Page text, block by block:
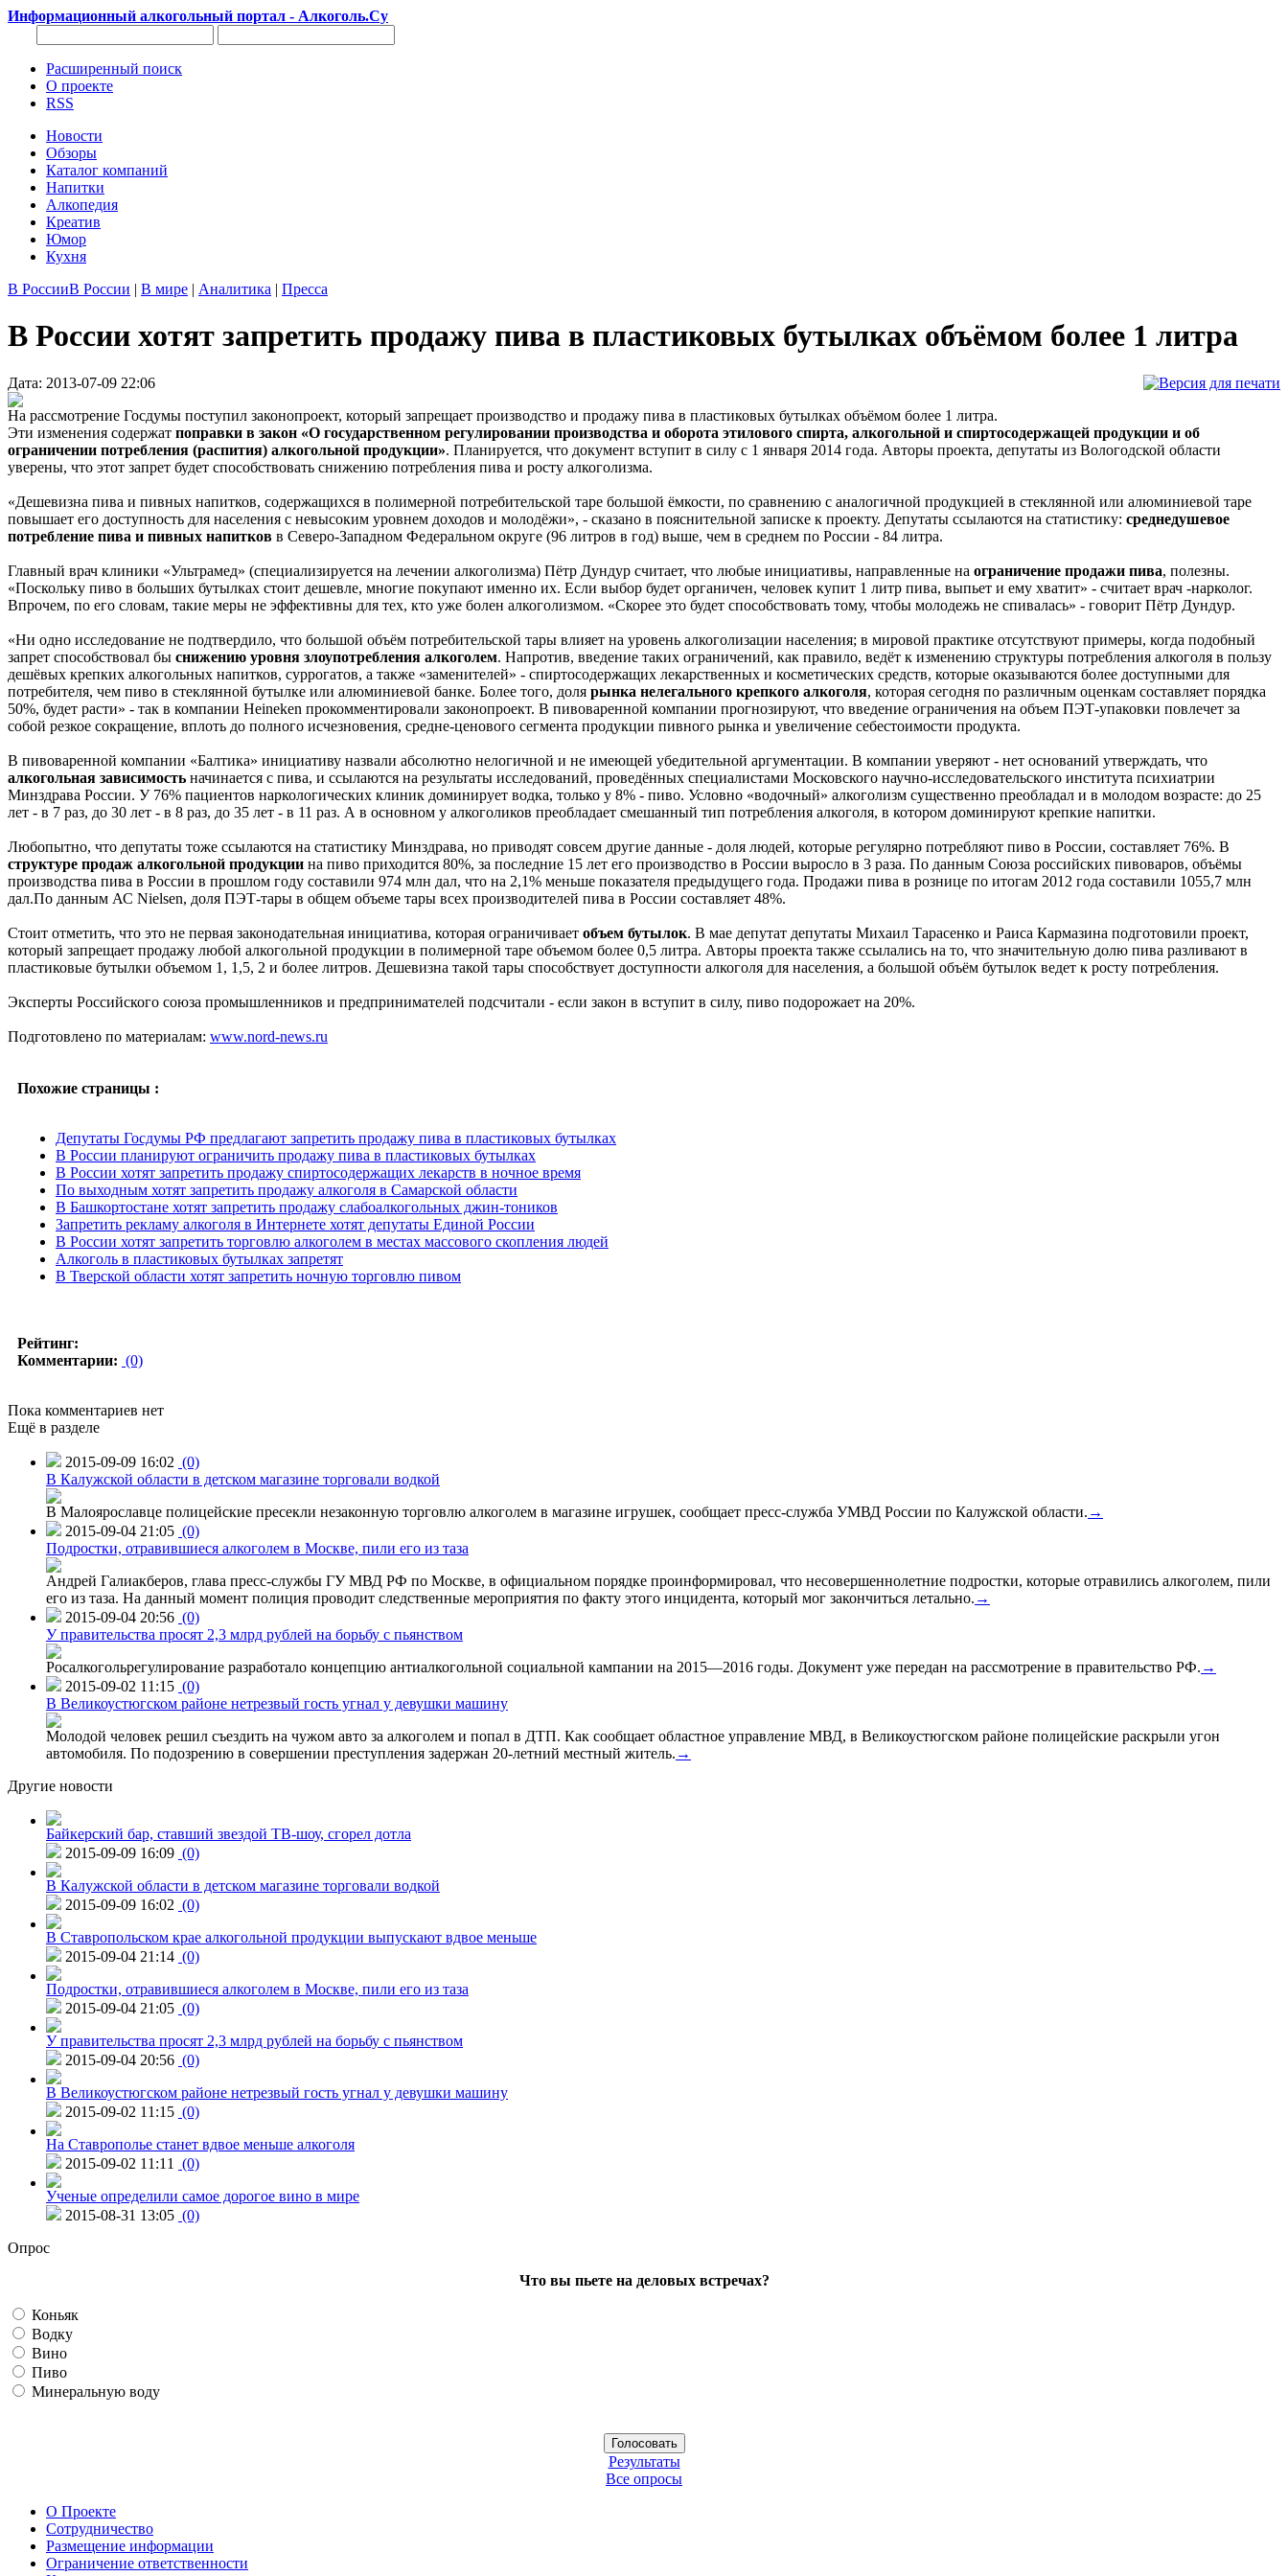
Информационный алкогольный портал - Алкоголь.Су
Расширенный поиск
О проекте
RSS
Новости
Обзоры
Каталог компаний
Напитки
Алкопедия
Креатив
Юмор
Кухня
В РоссииВ России | В мире | Аналитика | Пресса
В России хотят запретить продажу пива в пластиковых бутылках объёмом более 1 литра
Дата: 2013-07-09 22:06
На рассмотрение Госдумы поступил законопроект, который запрещает производство и продажу пива в пластиковых бутылках объёмом более 1 литра.
Эти изменения содержат поправки в закон «О государственном регулировании производства и оборота этилового спирта, алкогольной и спиртосодержащей продукции и об
ограничении потребления (распития) алкогольной продукции». Планируется, что документ вступит в силу с 1 января 2014 года. Авторы проекта, депутаты из Вологодской области
уверены, что этот запрет будет способствовать снижению потребления пива и росту алкоголизма.
«Дешевизна пива и пивных напитков, содержащихся в полимерной потребительской таре большой ёмкости, по сравнению с аналогичной продукцией в стеклянной или алюминиевой таре
повышает его доступность для населения с невысоким уровнем доходов и молодёжи», - сказано в пояснительной записке к проекту. Депутаты ссылаются на статистику: среднедушевое
потребление пива и пивных напитков в Северо-Западном Федеральном округе (96 литров в год) выше, чем в среднем по России - 84 литра.
Главный врач клиники «Ультрамед» (специализируется на лечении алкоголизма) Пётр Дундур считает, что любые инициативы, направленные на ограничение продажи пива, полезны.
«Поскольку пиво в больших бутылках стоит дешевле, многие покупают именно их. Если выбор будет органичен, человек купит 1 литр пива, выпьет и ему хватит» - считает врач -нарколог.
Впрочем, по его словам, такие меры не эффективны для тех, кто уже болен алкоголизмом. «Скорее это будет способствовать тому, чтобы молодежь не спивалась» - говорит Пётр Дундур.
«Ни одно исследование не подтвердило, что большой объём потребительской тары влияет на уровень алкоголизации населения; в мировой практике отсутствуют примеры, когда подобный
запрет способствовал бы снижению уровня злоупотребления алкоголем. Напротив, введение таких ограничений, как правило, ведёт к изменению структуры потребления алкоголя в пользу
дешёвых крепких алкогольных напитков, суррогатов, а также «заменителей» - спиртосодержащих лекарственных и косметических средств, которые оказываются более доступными для
потребителя, чем пиво в стеклянной бутылке или алюминиевой банке. Более того, доля рынка нелегального крепкого алкоголя, которая сегодня по различным оценкам составляет порядка
50%, будет расти» - так в компании Heineken прокомментировали законопроект. В пивоваренной компании прогнозируют, что введение ограничения на объем ПЭТ-упаковки повлечет за
собой резкое сокращение, вплоть до полного исчезновения, средне-ценового сегмента продукции пивного рынка и увеличение себестоимости продукта.
В пивоваренной компании «Балтика» инициативу назвали абсолютно нелогичной и не имеющей убедительной аргументации. В компании уверяют - нет оснований утверждать, что
алкогольная зависимость начинается с пива, и ссылаются на результаты исследований, проведённых специалистами Московского научно-исследовательского института психиатрии
Минздрава России. У 76% пациентов наркологических клиник доминирует водка, только у 8% - пиво. Условно «водочный» алкоголизм существенно преобладал и в молодом возрасте: до 25
лет - в 7 раз, до 30 лет - в 8 раз, до 35 лет - в 11 раз. А в основном у алкоголиков преобладает смешанный тип потребления алкоголя, в котором доминируют крепкие напитки.
Любопытно, что депутаты тоже ссылаются на статистику Минздрава, но приводят совсем другие данные - доля людей, которые регулярно потребляют пиво в России, составляет 76%. В
структуре продаж алкогольной продукции на пиво приходится 80%, за последние 15 лет его производство в России выросло в 3 раза. По данным Союза российских пивоваров, объёмы
производства пива в России в прошлом году составили 974 млн дал, что на 2,1% меньше показателя предыдущего года. Продажи пива в рознице по итогам 2012 года составили 1055,7 млн
дал.По данным АС Nielsen, доля ПЭТ-тары в общем объеме тары всех производителей пива в России составляет 48%.
Стоит отметить, что это не первая законодательная инициатива, которая ограничивает объем бутылок. В мае депутат депутаты Михаил Тарасенко и Раиса Кармазина подготовили проект,
который запрещает продажу любой алкогольной продукции в полимерной таре объемом более 0,5 литра. Авторы проекта также ссылались на то, что значительную долю пива разливают в
пластиковые бутылки объемом 1, 1,5, 2 и более литров. Дешевизна такой тары способствует доступности алкоголя для населения, а большой объём бутылок ведет к росту потребления.
Эксперты Российского союза промышленников и предпринимателей подсчитали - если закон в вступит в силу, пиво подорожает на 20%.
Подготовлено по материалам: www.nord-news.ru
Похожие страницы :
Депутаты Госдумы РФ предлагают запретить продажу пива в пластиковых бутылках
В России планируют ограничить продажу пива в пластиковых бутылках
В России хотят запретить продажу спиртосодержащих лекарств в ночное время
По выходным хотят запретить продажу алкоголя в Самарской области
В Башкортостане хотят запретить продажу слабоалкогольных джин-тоников
Запретить рекламу алкоголя в Интернете хотят депутаты Единой России
В России хотят запретить торговлю алкоголем в местах массового скопления людей
Алкоголь в пластиковых бутылках запретят
В Тверской области хотят запретить ночную торговлю пивом
Рейтинг:
Комментарии: (0)
Пока комментариев нет
Ещё в разделе
2015-09-09 16:02 (0)
В Калужской области в детском магазине торговали водкой
В Малоярославце полицейские пресекли незаконную торговлю алкоголем в магазине игрушек, сообщает пресс-служба УМВД России по Калужской области. →
2015-09-04 21:05 (0)
Подростки, отравившиеся алкоголем в Москве, пили его из таза
Андрей Галиакберов, глава пресс-службы ГУ МВД РФ по Москве, в официальном порядке проинформировал, что несовершеннолетние подростки, которые отравились алкоголем, пили
его из таза. На данный момент полиция проводит следственные мероприятия по факту этого инцидента, который мог закончиться летально. →
2015-09-04 20:56 (0)
У правительства просят 2,3 млрд рублей на борьбу с пьянством
Росалкогольрегулирование разработало концепцию антиалкогольной социальной кампании на 2015—2016 годы. Документ уже передан на рассмотрение в правительство РФ. →
2015-09-02 11:15 (0)
В Великоустюгском районе нетрезвый гость угнал у девушки машину
Молодой человек решил съездить на чужом авто за алкоголем и попал в ДТП. Как сообщает областное управление МВД, в Великоустюгском районе полицейские раскрыли угон
автомобиля. По подозрению в совершении преступления задержан 20-летний местный житель. →
Другие новости
Байкерский бар, ставший звездой ТВ-шоу, сгорел дотла
2015-09-09 16:09 (0)
В Калужской области в детском магазине торговали водкой
2015-09-09 16:02 (0)
В Ставропольском крае алкогольной продукции выпускают вдвое меньше
2015-09-04 21:14 (0)
Подростки, отравившиеся алкоголем в Москве, пили его из таза
2015-09-04 21:05 (0)
У правительства просят 2,3 млрд рублей на борьбу с пьянством
2015-09-04 20:56 (0)
В Великоустюгском районе нетрезвый гость угнал у девушки машину
2015-09-02 11:15 (0)
На Ставрополье станет вдвое меньше алкоголя
2015-09-02 11:11
(0)
Ученые определили самое дорогое вино в мире
2015-08-31 13:05 (0)
Опрос
Что вы пьете на деловых встречах?
Коньяк
Водку
Вино
Пиво
Минеральную воду
Результаты
Все опросы
О Проекте
Сотрудничество
Размещение информации
Ограничение ответственности